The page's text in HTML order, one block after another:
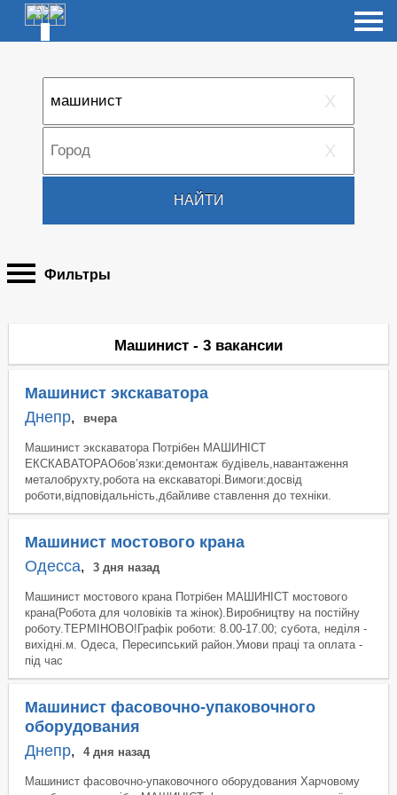
X
X
НАЙТИ
Фильтры
Машинист - 3 вакансии
Машинист экскаватора
Днепр, вчера
Машинист экскаватора Потрібен МАШИНІСТ
ЕКСКАВАТОРАОбов’язки:демонтаж будівель,навантаження
металобрухту,робота на екскаваторі.Вимоги:досвід
роботи,відповідальність,дбайливе ставлення до техніки.
Машинист мостового крана
Одесса, 3 дня назад
Машинист мостового крана Потрібен МАШИНІСТ мостового
крана(Робота для чоловіків та жінок).Виробництву на постійну
роботу.ТЕРМІНОВО!Графік роботи: 8.00-17.00; субота, неділя -
вихідні.м. Одеса, Пересипський район.Умови працi та оплата -
під час
Машинист фасовочно-упаковочного
оборудования
Днепр, 4 дня назад
Машинист фасовочно-упаковочного оборудования Харчовому